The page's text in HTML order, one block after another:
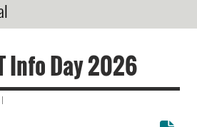
Info Day 2026